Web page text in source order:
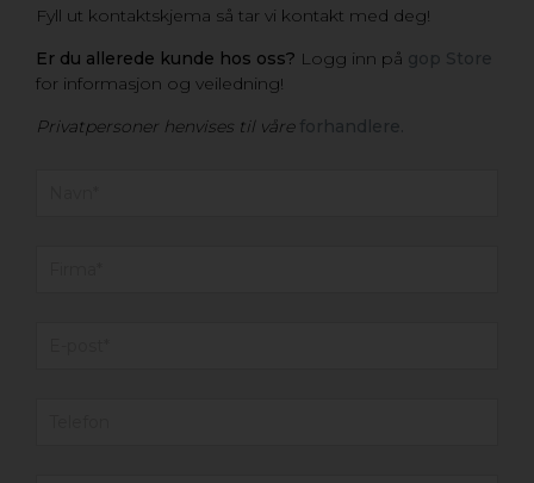
Fyll ut kontaktskjema så tar vi kontakt med deg!
Er du allerede kunde hos oss? Logg inn på gop Store
for informasjon og veiledning!
Privatpersoner henvises til våre forhandlere.